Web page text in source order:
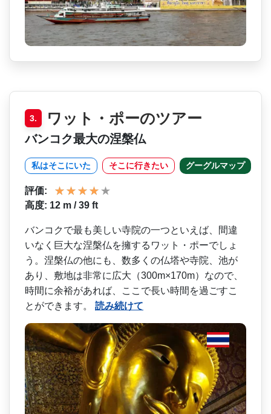
3. ワット・ポーのツアー
バンコク最大の涅槃仏
私はそこにいた そこに行きたい グーグルマップ
評価:
高度: 12 m / 39 ft
バンコクで最も美しい寺院の­一つといえば、間違
いなく巨大な涅槃仏を擁するワッ­ト・ポーでしょ
う。涅槃仏の他にも、数多くの仏塔や­寺院、池が
あり、敷地は非常に広大（300m×17­0m）なので、
時間に余裕があれば、ここで長い時間­を過ごすこ
とができます。 読み続けて